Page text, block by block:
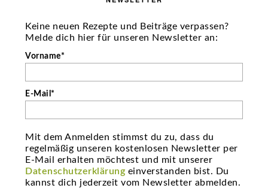
Keine neuen Rezepte und Beiträge verpassen?
Melde dich hier für unseren Newsletter an:
Vorname*
E-Mail*
Mit dem Anmelden stimmst du zu, dass du
regelmäßig unseren kostenlosen Newsletter per
E-Mail erhalten möchtest und mit unserer
Datenschutzerklärung einverstanden bist. Du
kannst dich jederzeit vom Newsletter abmelden.